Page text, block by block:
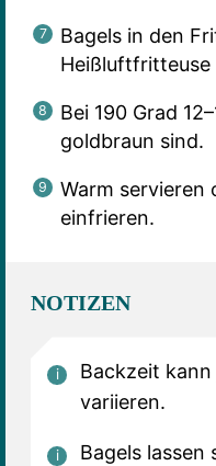
Bagels in den
Heißluftfritteuse
Bei 190 Grad
goldbraun sind.
Warm servieren
einfrieren.
NOTIZEN
Backzeit
variieren.
Bagels lassen